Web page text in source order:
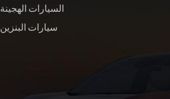
السيارات الهجينة
سيارات البنزين